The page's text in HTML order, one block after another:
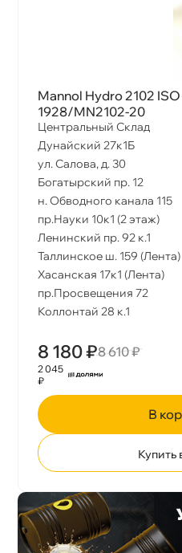
Mannol Hydro 2102
1928/MN2102-20
Центральный Склад
Дунайский 27к1Б
ул. Салова, д. 30
Богатырский пр. 12
н. Обводного канала 115
пр.Науки 10к1 (2 этаж)
Ленинский пр. 92 к.1
Таллинское ш. 159 (Лента)
Хасанская 17к1 (Лента)
пр.Просвещения 72
Коллонтай 28 к.1
8 180 ₽8 610 ₽
2 045
₽
Купить